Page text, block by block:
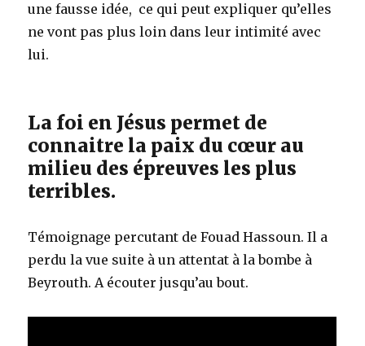
une fausse idée, ce qui peut expliquer qu’elles
ne vont pas plus loin dans leur intimité avec
lui.
La foi en Jésus permet de
connaitre la paix du cœur au
milieu des épreuves les plus
terribles.
Témoignage percutant de Fouad Hassoun. Il a
perdu la vue suite à un attentat à la bombe à
Beyrouth. A écouter jusqu’au bout.